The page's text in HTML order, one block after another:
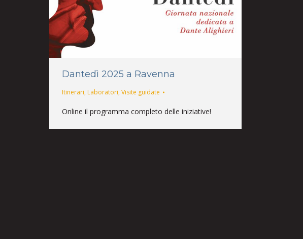
Dantedì 2025 a Ravenna
Itinerari, Laboratori,Visite guidate
Online il programma completo delle iniziative!